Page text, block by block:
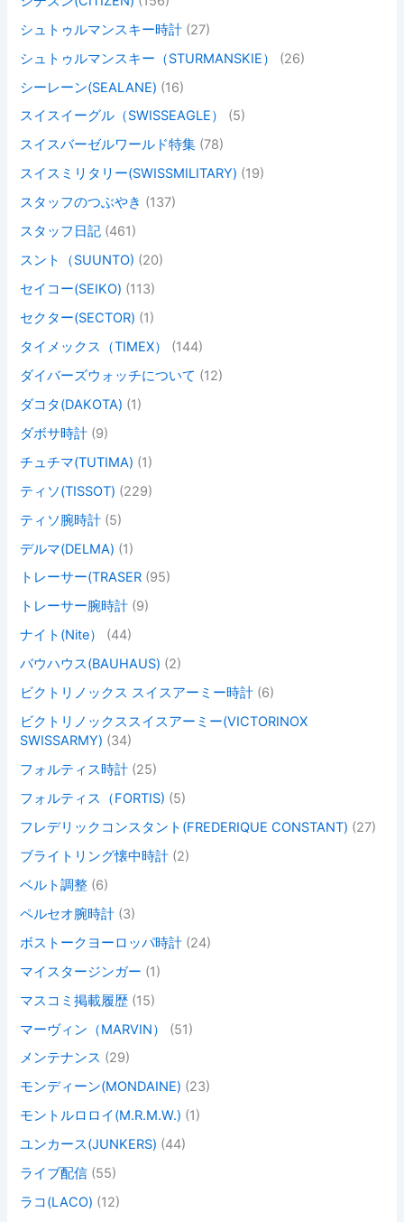
シュトゥルマンスキー時計 (27)
シュトゥルマンスキー（STURMANSKIE）
(26)
シーレーン(SEALANE) (16)
スイスイーグル（SWISSEAGLE）
(5)
スイスバーゼルワールド特集 (78)
スイスミリタリー(SWISSMILITARY) (19)
スタッフのつぶやき (137)
スタッフ日記 (461)
スント（SUUNTO) (20)
セイコー(SEIKO) (113)
セクター(SECTOR) (1)
タイメックス（TIMEX）
(144)
ダイバーズウォッチについて (12)
ダコタ(DAKOTA) (1)
ダボサ時計 (9)
チュチマ(TUTIMA) (1)
ティソ(TISSOT) (229)
ティソ腕時計 (5)
デルマ(DELMA) (1)
トレーサー(TRASER (95)
トレーサー腕時計 (9)
ナイト(Nite）
(44)
バウハウス(BAUHAUS) (2)
ビクトリノックス スイスアーミー時計 (6)
ビクトリノックススイスアーミー(VICTORINOX
SWISSARMY) (34)
フォルティス時計 (25)
フォルティス（FORTIS) (5)
フレデリックコンスタント(FREDERIQUE CONSTANT) (27)
ブライトリング懐中時計 (2)
ベルト調整 (6)
ペルセオ腕時計 (3)
ボストークヨーロッパ時計 (24)
マイスタージンガー (1)
マスコミ掲載履歴 (15)
マーヴィン（MARVIN）
(51)
メンテナンス (29)
モンディーン(MONDAINE) (23)
モントルロロイ(M.R.M.W.) (1)
ユンカース(JUNKERS) (44)
ライブ配信 (55)
ラコ(LACO) (12)